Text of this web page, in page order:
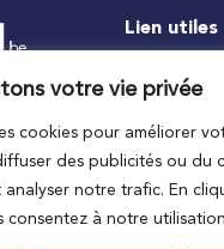
votre vie privée
cookies pour améliorer
des publicités ou du
analyser notre trafic. En
consentez à notre
Lien utiles
Ministre